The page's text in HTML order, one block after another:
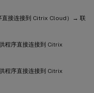
接连接到 Citrix Cloud）→ 联
程序直接连接到 Citrix
程序直接连接到 Citrix